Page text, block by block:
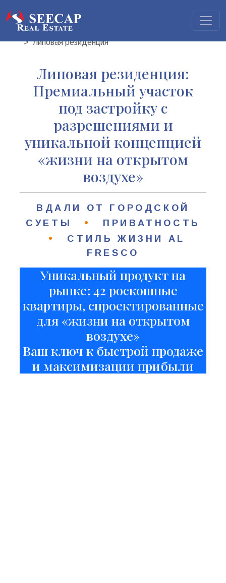
Главная Недвижимость
Липовая резиденция
Липовая резиденция:
Премиальный участок
под застройку с
разрешениями и
уникальной концепцией
«жизни на открытом
воздухе»
ВДАЛИ ОТ ГОРОДСКОЙ
СУЕТЫ
• ПРИВАТНОСТЬ
•
СТИЛЬ ЖИЗНИ AL
FRESCO
Уникальный продукт на
рынке: 42 роскошные
квартиры, спроектированные
для «жизни на открытом
воздухе»
Ваш ключ к быстрой продаже
и максимизации прибыли